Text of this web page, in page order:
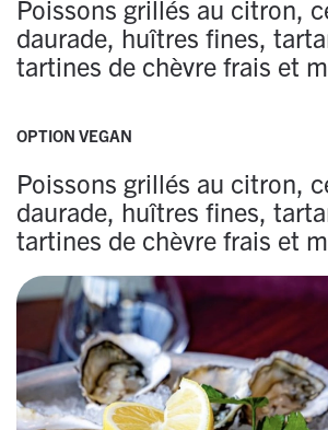
Poissons grillés au citron,
daurade, huîtres fines,
tartines de chèvre frais et
OPTION VEGAN
Poissons grillés au citron,
daurade, huîtres fines,
tartines de chèvre frais et